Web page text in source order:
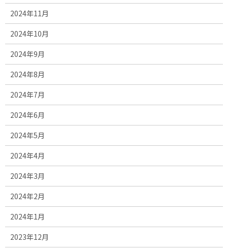
2024年11月
2024年10月
2024年9月
2024年8月
2024年7月
2024年6月
2024年5月
2024年4月
2024年3月
2024年2月
2024年1月
2023年12月